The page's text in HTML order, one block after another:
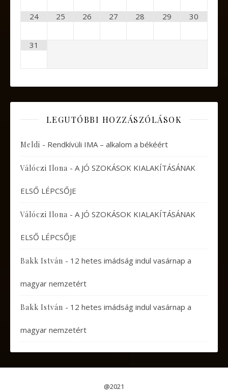
24 25 26 27 28 29 30
31
LEGUTÓBBI HOZZÁSZÓLÁSOK
Meldi - Rendkívüli IMA – alkalom a békéért
Válóczi Ilona - A JÓ SZOKÁSOK KIALAKÍTÁSÁNAK
ELSŐ LÉPCSŐJE
Válóczi Ilona - A JÓ SZOKÁSOK KIALAKÍTÁSÁNAK
ELSŐ LÉPCSŐJE
Bakk István - 12 hetes imádság indul vasárnap a
magyar nemzetért
Bakk István - 12 hetes imádság indul vasárnap a
magyar nemzetért
@2021